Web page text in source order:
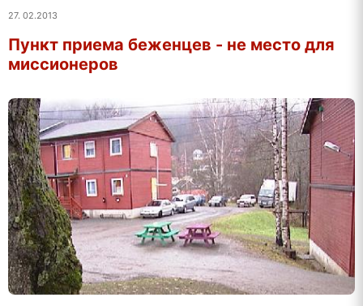
27. 02.2013
Пункт приема беженцев - не место для
миссионеров